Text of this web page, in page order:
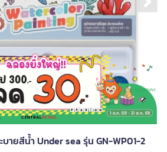
บายสีน้ำ Under sea รุ่น GN-WP01-2